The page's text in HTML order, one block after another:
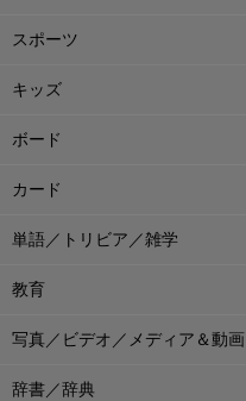
スポーツ
キッズ
ボード
カード
単語／トリビア／雑学
教育
写真／ビデオ／メディア＆動画
辞書／辞典